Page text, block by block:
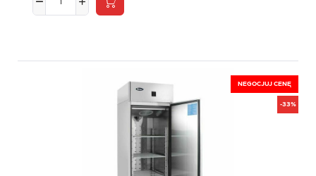
NEGOCJUJ CENĘ
-33%